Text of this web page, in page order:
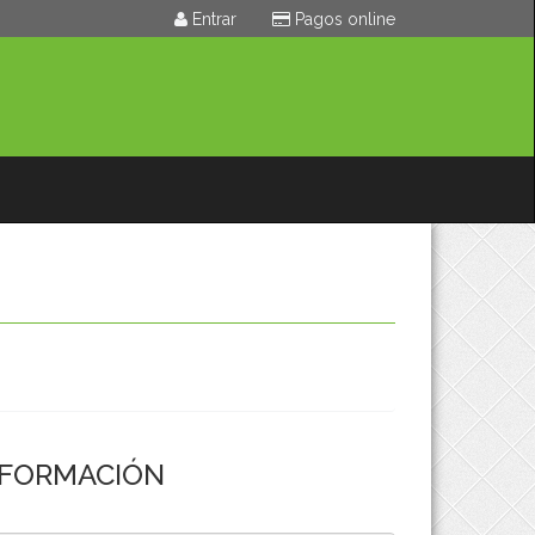
Entrar Pagos online